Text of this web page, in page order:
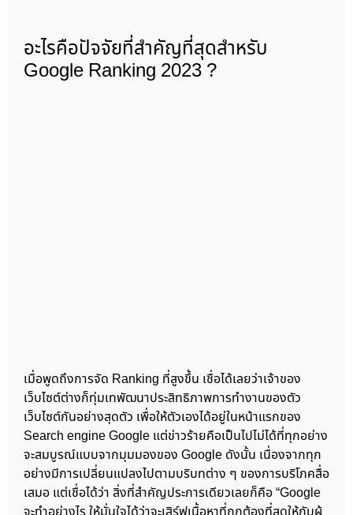
อะไรคือปัจจัยที่สำคัญที่สุดสำหรับ
Google Ranking 2023 ?
เมื่อพูดถึงการจัด Ranking ที่สูงขึ้น เชื่อได้เลยว่าเจ้าของ
เว็บไซต์ต่างก็ทุ่มเทพัฒนาประสิทธิภาพการทำงานของตัว
เว็บไซต์กันอย่างสุดตัว เพื่อให้ตัวเองได้อยู่ในหน้าแรกของ
Search engine Google แต่ข่าวร้ายคือเป็นไปไม่ได้ที่ทุกอย่าง
จะสมบูรณ์แบบจากมุมมองของ Google ดังนั้น เนื่องจากทุก
อย่างมีการเปลี่ยนแปลงไปตามบริบทต่าง ๆ ของการบริโภคสื่อ
เสมอ แต่เชื่อได้ว่า สิ่งที่สำคัญประการเดียวเลยก็คือ “Google